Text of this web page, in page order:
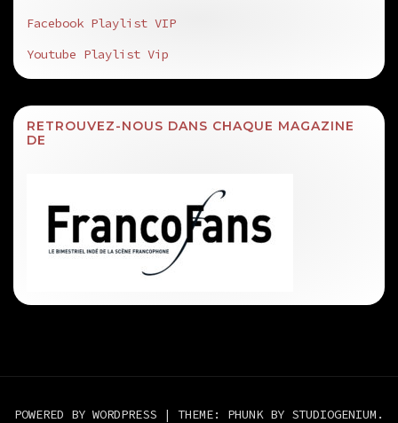
Facebook Playlist VIP
Youtube Playlist Vip
RETROUVEZ-NOUS DANS CHAQUE MAGAZINE
DE
POWERED BY WORDPRESS | THEME: PHUNK BY STUDIOGENIUM .